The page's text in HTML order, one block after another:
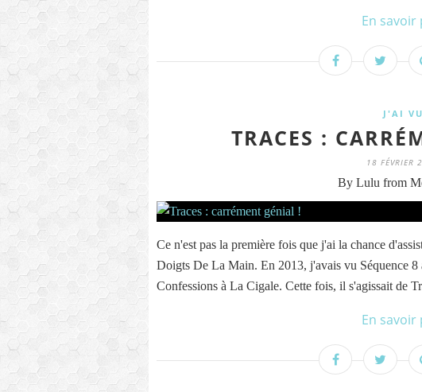
En savoir
J'AI VU
TRACES :
18 FÉVRIER
By Lulu from
Ce n'est pas la première fois que j'ai la chance
Doigts De La Main. En 2013, j'avais vu Séquence 8
Confessions à La Cigale. Cette fois, il s'agissait de
En savoir